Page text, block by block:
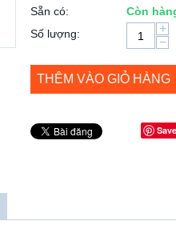
Sẵn có:
Còn
Số lượng:
+
−
THÊM VÀO GIỎ HÀNG
Save